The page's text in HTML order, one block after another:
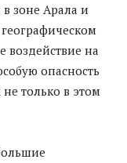
зоне Арала и
воздействие на
опасность
только в этом